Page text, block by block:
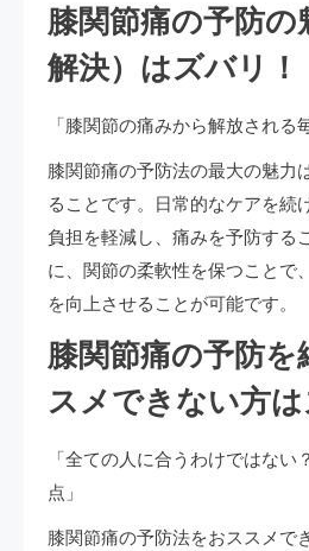
膝関節痛の予防の
解決）はズバリ！
「膝関節の痛みから解放される
膝関節痛の予防法の最大の魅力
ることです。日常的なケアを続
負担を軽減し、痛みを予防する
に、関節の柔軟性を保つことで
を向上させることが可能です。
膝関節痛の予防を
スメできない方は
「全ての人に合うわけではな
点」
膝関節痛の予防法をおススメで